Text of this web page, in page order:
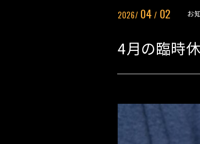
4月の臨時
2026/ 04 / 02 お